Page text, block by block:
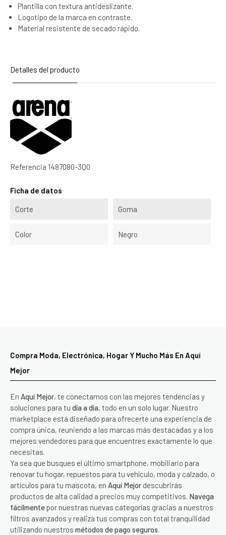
Plantilla con textura antideslizante.
Logotipo de la marca en contraste.
Material resistente de secado rápido.
Detalles del producto
Referencia 1487080-3Q0
Ficha de datos
Corte Goma
Color Negro
Compra Moda, Electrónica, Hogar Y Mucho Más En Aquí
Mejor
En Aquí Mejor, te conectamos con las mejores tendencias y
soluciones para tu día a día, todo en un solo lugar. Nuestro
marketplace está diseñado para ofrecerte una experiencia de
compra única, reuniendo a las marcas más destacadas y a los
mejores vendedores para que encuentres exactamente lo que
necesitas.
Ya sea que busques el último smartphone, mobiliario para
renovar tu hogar, repuestos para tu vehículo, moda y calzado, o
artículos para tu mascota, en Aquí Mejor descubrirás
productos de alta calidad a precios muy competitivos. Navega
fácilmente por nuestras nuevas categorías gracias a nuestros
filtros avanzados y realiza tus compras con total tranquilidad
utilizando nuestros métodos de pago seguros.